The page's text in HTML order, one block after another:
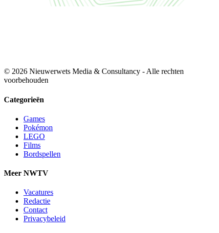
© 2026 Nieuwerwets Media & Consultancy - Alle rechten
voorbehouden
Categorieën
Games
Pokémon
LEGO
Films
Bordspellen
Meer NWTV
Vacatures
Redactie
Contact
Privacybeleid